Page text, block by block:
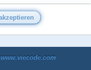
www.viecode.com